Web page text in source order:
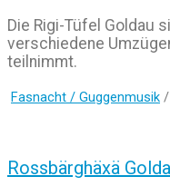
Die Rigi-Tüfel Goldau
verschiedene
teilnimmt.
Fasnacht / Guggenmusik /
Rossbärghäxä